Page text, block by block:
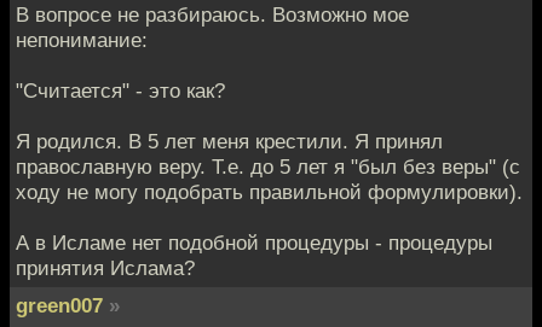
В вопросе не разбираюсь. Возможно мое
непонимание:
"Считается" - это как?
Я родился. В 5 лет меня крестили. Я принял
православную веру. Т.е. до 5 лет я "был без веры" (с
ходу не могу подобрать правильной формулировки).
А в Исламе нет подобной процедуры - процедуры
принятия Ислама?
green007 »